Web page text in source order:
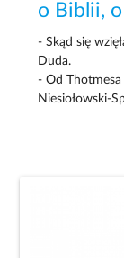
o Biblii,
- Skąd się
Duda.
- Od
Niesiołowski-